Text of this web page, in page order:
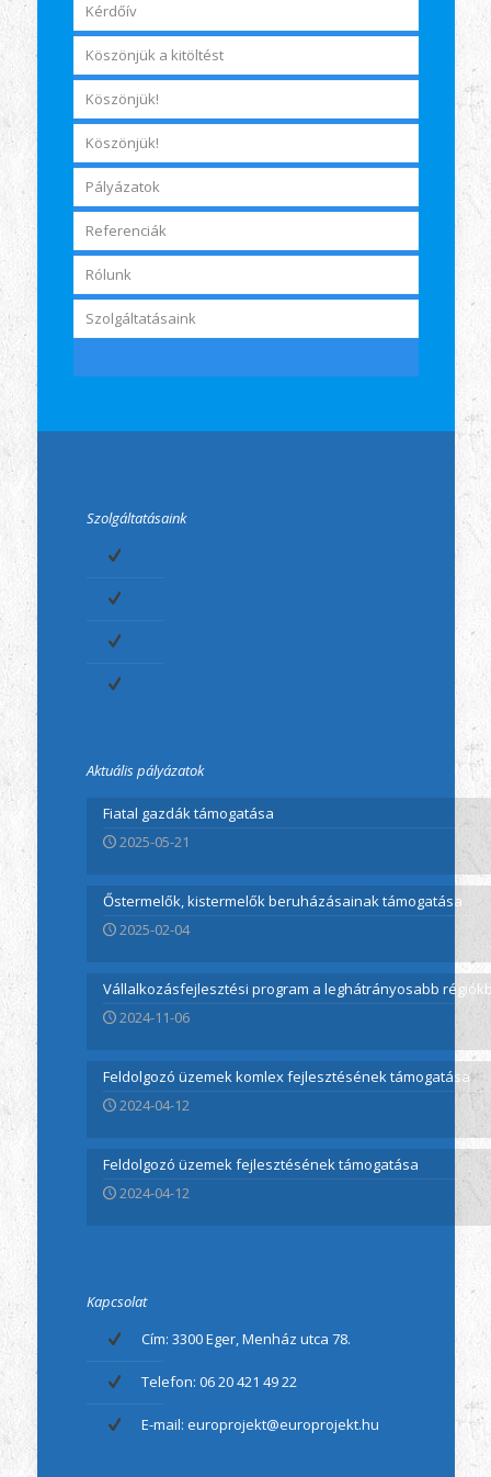
Kérdőív
Köszönjük a kitöltést
Köszönjük!
Köszönjük!
Pályázatok
Referenciák
Rólunk
Szolgáltatásaink
Szolgáltatásaink
Aktuális pályázatok
Fiatal gazdák támogatása
2025-05-21
Őstermelők, kistermelők beruházásainak támogatása
2025-02-04
Vállalkozásfejlesztési program a leghátrányosabb
2024-11-06
Feldolgozó üzemek komlex fejlesztésének támogatása
2024-04-12
Feldolgozó üzemek fejlesztésének támogatása
2024-04-12
Kapcsolat
Cím: 3300 Eger, Menház utca 78.
Telefon: 06 20 421 49 22
E-mail: europrojekt@europrojekt.hu